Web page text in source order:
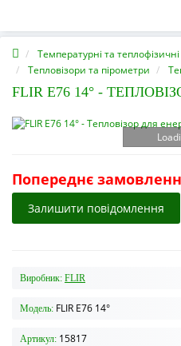
Температурні та
Тепловізори та пірометри
FLIR E76 14° -
Попереднє
Залишити повідомлення
Виробник: FLIR
Модель: FLIR E76 14°
Артикул: 15817